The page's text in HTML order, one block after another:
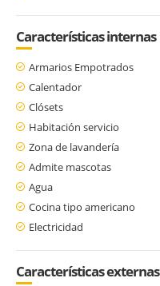
Características internas
Armarios Empotrados
Calentador
Clósets
Habitación servicio
Zona de lavandería
Admite mascotas
Agua
Cocina tipo americano
Electricidad
Características externas